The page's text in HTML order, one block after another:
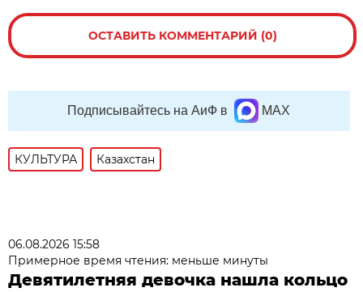
ОСТАВИТЬ КОММЕНТАРИЙ (0)
Подписывайтесь на АиФ в MAX
КУЛЬТУРА Казахстан
06.08.2026 15:58
Примерное время чтения: меньше минуты
Девятилетняя девочка нашла кольцо